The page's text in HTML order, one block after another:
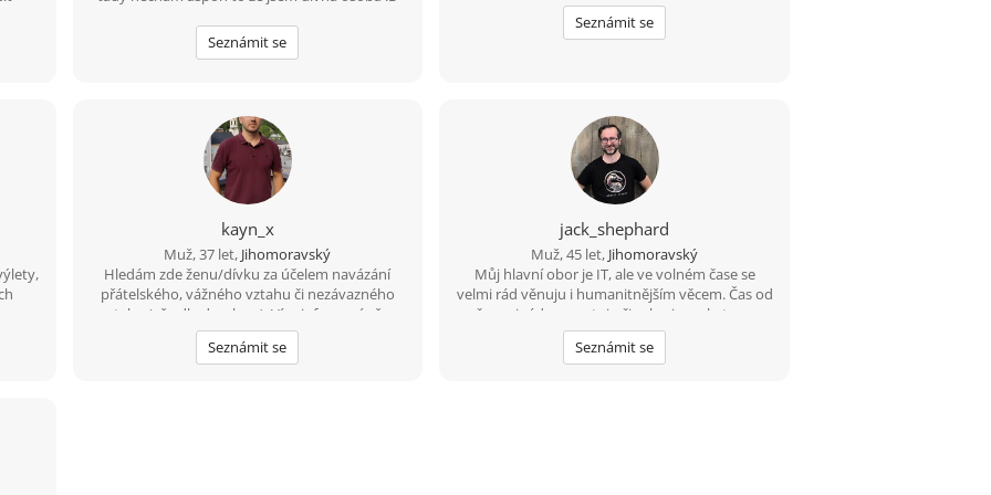
Seznámit se
Seznámit se
... .
ako
to
mi
kayn_x
Muž, 37 let, Jihomoravský
Hledám zde ženu/dívku za účelem navázání
přátelského, vážného vztahu či nezávazného
vztahu (vše dle domluvy). Více informací přes
vzkazy.
Seznámit se
jack_shephard
Muž, 45 let, Jihomoravský
Můj hlavní obor je IT, ale ve volném čase se
velmi rád věnuju i humanitnějším věcem. Čas od
času si rád zasportuju či zahraju na kytaru.
Hledám někoho sympatického s trochou
rozhledu, aby jsme si měli o čem povídat. :)
Seznámit se